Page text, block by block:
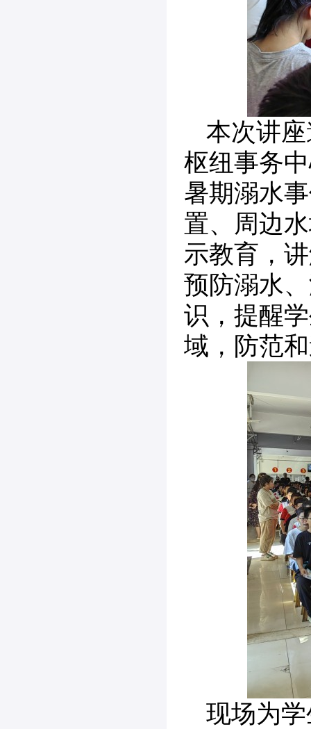
本次讲
枢纽事务
暑期溺水
置、周边
示教育，
预防溺水
识，提醒
域，防范
现场为